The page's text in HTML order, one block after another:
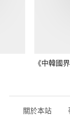
《中韓國
關於本站